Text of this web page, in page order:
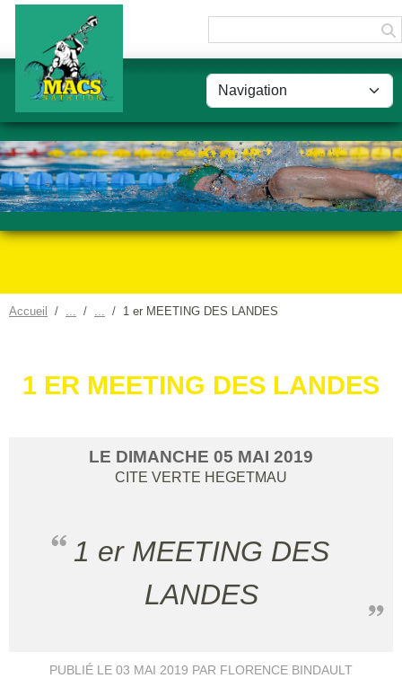
Accueil 1 er MEETING DES LANDES
1 ER MEETING DES LANDES
LE DIMANCHE 05 MAI 2019
CITE VERTE HEGETMAU
1 er MEETING DES
LANDES
PUBLIÉ LE 03 MAI 2019 PAR FLORENCE BINDAULT